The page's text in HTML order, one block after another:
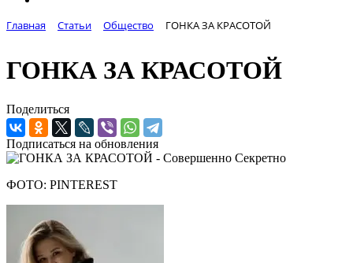
Главная Статьи Общество ГОНКА ЗА КРАСОТОЙ
ГОНКА ЗА КРАСОТОЙ
Поделиться
Подписаться на обновления
ФОТО: PINTEREST